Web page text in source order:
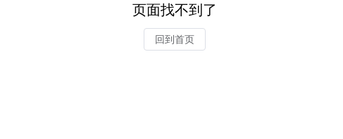
页面找不到了
回到首页